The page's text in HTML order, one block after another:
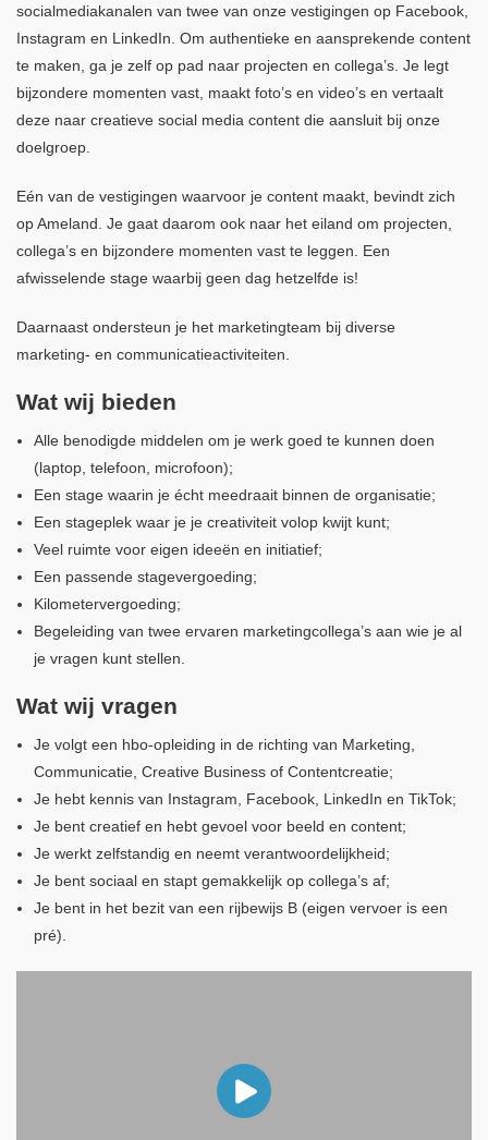
socialmediakanalen van twee van onze vestigingen op Facebook,
Instagram en LinkedIn. Om authentieke en aansprekende content
te maken, ga je zelf op pad naar projecten en collega’s. Je legt
bijzondere momenten vast, maakt foto’s en video’s en vertaalt
deze naar creatieve social media content die aansluit bij onze
doelgroep.
Eén van de vestigingen waarvoor je content maakt, bevindt zich
op Ameland. Je gaat daarom ook naar het eiland om projecten,
collega’s en bijzondere momenten vast te leggen. Een
afwisselende stage waarbij geen dag hetzelfde is!
Daarnaast ondersteun je het marketingteam bij diverse
marketing- en communicatieactiviteiten.
Wat wij bieden
Alle benodigde middelen om je werk goed te kunnen doen
(laptop, telefoon, microfoon);
Een stage waarin je écht meedraait binnen de organisatie;
Een stageplek waar je je creativiteit volop kwijt kunt;
Veel ruimte voor eigen ideeën en initiatief;
Een passende stagevergoeding;
Kilometervergoeding;
Begeleiding van twee ervaren marketingcollega’s aan wie je al
je vragen kunt stellen.
Wat wij vragen
Je volgt een hbo-opleiding in de richting van Marketing,
Communicatie, Creative Business of Contentcreatie;
Je hebt kennis van Instagram, Facebook, LinkedIn en TikTok;
Je bent creatief en hebt gevoel voor beeld en content;
Je werkt zelfstandig en neemt verantwoordelijkheid;
Je bent sociaal en stapt gemakkelijk op collega’s af;
Je bent in het bezit van een rijbewijs B (eigen vervoer is een
pré).